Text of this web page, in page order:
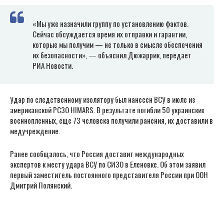
«Мы уже назначили группу по установлению фактов.
Сейчас обсуждается время их отправки и гарантии,
которые мы получим — не только в смысле обеспечения
их безопасности», — объяснил Дюжаррик, передает
РИА Новости.
Удар по следственному изолятору был нанесен ВСУ в июле из
американской РСЗО HIMARS. В результате погибли 50 украинских
военнопленных, еще 73 человека получили ранения, их доставили в
медучреждение.
Ранее сообщалось, что Россия доставит международных
экспертов к месту удара ВСУ по СИЗО в Еленовке. Об этом заявил
первый заместитель постоянного представителя России при ООН
Дмитрий Полянский.